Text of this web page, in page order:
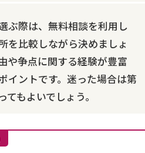
ぶ際は、無料相談を利用し
を比較しながら決めましょ
や争点に関する経験が豊富
イントです。迷った場合は第
もよいでしょう。